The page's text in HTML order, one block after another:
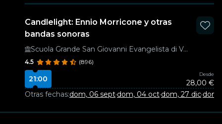
Candlelight: Ennio Morricone y otras
bandas sonoras
Scuola Grande San Giovanni Evangelista di Venezia
4.5 (896)
21:00
Desde
28,00 €
Otras fechas:dom, 06 sept·dom, 04 oct·dom, 27 dic·